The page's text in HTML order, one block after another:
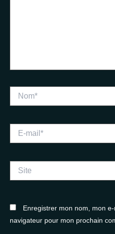
mail*
Enregistrer mon nom, mon
navigateur pour mon prochain